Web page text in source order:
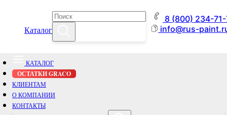
Каталог
8 (800) 234-
info@rus-
КАТАЛОГ
ОСТАТКИ GRACO
КЛИЕНТАМ
О КОМПАНИИ
КОНТАКТЫ